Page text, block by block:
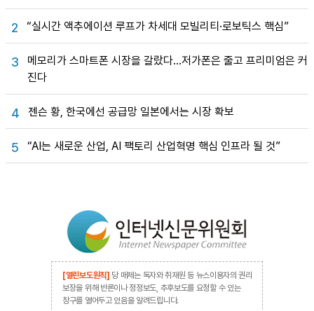
2 “실시간 액추에이션 루프가 차세대 모빌리티·로보틱스 핵심”
3
메모리가 스마트폰 시장을 갈랐다…저가폰은 줄고 프리미엄은 커
진다
4 젠슨 황, 한국에선 공급망 일본에서는 시장 확보
5 “AI는 새로운 산업, AI 팩토리 산업혁명 핵심 인프라 될 것”
[열린보도원칙] 당 매체는 독자와 취재원 등 뉴스이용자의 권리
보장을 위해 반론이나 정정보도, 추후보도를 요청할 수 있는
창구를 열어두고 있음을 알려드립니다.